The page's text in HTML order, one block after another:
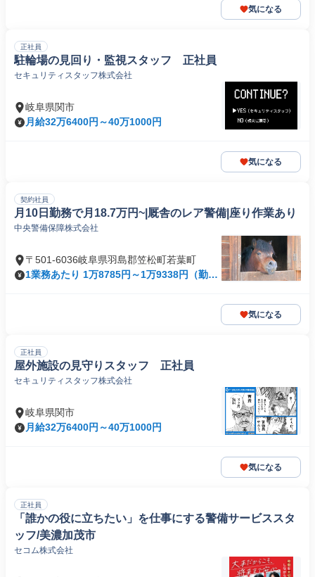
気になる
正社員
駐輪場の見回り・監視スタッフ 正社員
セキュリティスタッフ株式会社
岐阜県関市
月給32万6400円～40万1000円
気になる
契約社員
月10日勤務で月18.7万円~|厩舎のレア警備|座り作業あり
中央警備保障株式会社
〒501-6036岐阜県羽島郡笠松町若葉町
1業務あたり 1万8785円～1万9338円（勤務
気になる
正社員
屋外施設の見守りスタッフ 正社員
セキュリティスタッフ株式会社
岐阜県関市
月給32万6400円～40万1000円
気になる
正社員
「誰かの役に立ちたい」を仕事にする警備サービススタ
ッフ/美濃加茂市
セコム株式会社